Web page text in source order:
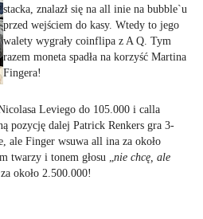
stacka, znalazł się na all inie na bubble`u
przed wejściem do kasy. Wtedy to jego
walety wygrały coinflipa z A Q. Tym
razem moneta spadła na korzyść Martina
Fingera!
Leviego do 105.000 i calla
pozycję dalej Patrick Renkers gra 3-
ale Finger wsuwa all ina za około
twarzy i tonem głosu „ nie chcę, ale
około 2.500.000!